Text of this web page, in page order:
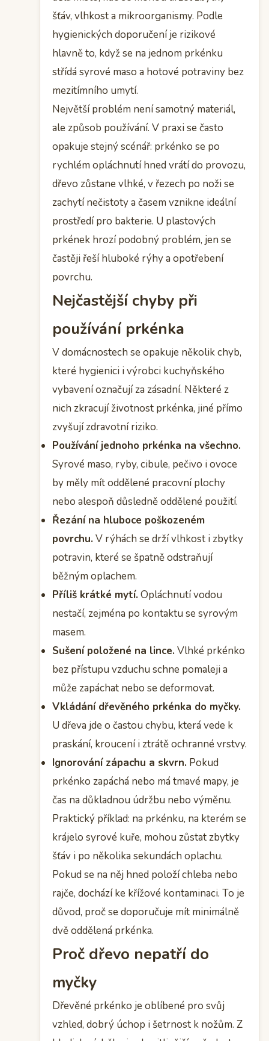
šťáv, vlhkost a mikroorganismy. Podle
hygienických doporučení je rizikové
hlavně to, když se na jednom prkénku
střídá syrové maso a hotové potraviny bez
mezitímního umytí.
Největší problém není samotný materiál,
ale způsob používání. V praxi se často
opakuje stejný scénář: prkénko se po
rychlém opláchnutí hned vrátí do provozu,
dřevo zůstane vlhké, v řezech po noži se
zachytí nečistoty a časem vznikne ideální
prostředí pro bakterie. U plastových
prkének hrozí podobný problém, jen se
častěji řeší hluboké rýhy a opotřebení
povrchu.
Nejčastější chyby při
používání prkénka
V domácnostech se opakuje několik chyb,
které hygienici i výrobci kuchyňského
vybavení označují za zásadní. Některé z
nich zkracují životnost prkénka, jiné přímo
zvyšují zdravotní riziko.
Používání jednoho prkénka na všechno.
Syrové maso, ryby, cibule, pečivo i ovoce
by měly mít oddělené pracovní plochy
nebo alespoň důsledně oddělené použití.
Řezání na hluboce poškozeném
povrchu.V rýhách se drží vlhkost i zbytky
potravin, které se špatně odstraňují
běžným oplachem.
Příliš krátké mytí.Opláchnutí vodou
nestačí, zejména po kontaktu se syrovým
masem.
Sušení položené na lince.Vlhké prkénko
bez přístupu vzduchu schne pomaleji a
může zapáchat nebo se deformovat.
Vkládání dřevěného prkénka do myčky.
U dřeva jde o častou chybu, která vede k
praskání, kroucení i ztrátě ochranné vrstvy.
Ignorování zápachu a skvrn. Pokud
prkénko zapáchá nebo má tmavé mapy, je
čas na důkladnou údržbu nebo výměnu.
Praktický příklad: na prkénku, na kterém se
krájelo syrové kuře, mohou zůstat zbytky
šťáv i po několika sekundách oplachu.
Pokud se na něj hned položí chleba nebo
rajče, dochází ke křížové kontaminaci. To je
důvod, proč se doporučuje mít minimálně
dvě oddělená prkénka.
Proč dřevo nepatří do
myčky
Dřevěné prkénko je oblíbené pro svůj
vzhled, dobrý úchop i šetrnost k nožům. Z